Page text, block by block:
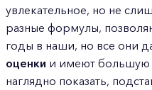
увлекательное, но не
разные формулы,
годы в наши, но все они
оценки и имеют большую
наглядно показать,